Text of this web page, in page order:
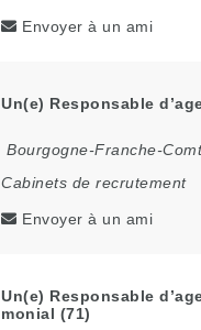
Envoyer à un ami
Un(e) Responsable
Bourgogne-Franche-
Cabinets de recrutement
Envoyer à un ami
Un(e) Responsable
monial (71)